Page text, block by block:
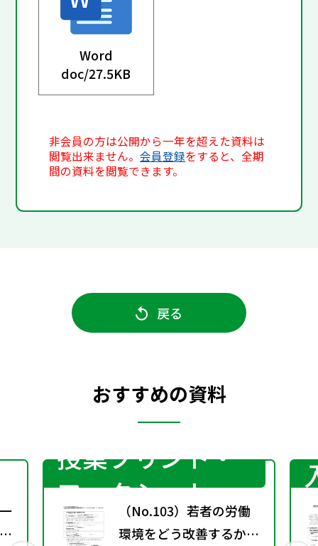
Word
doc/27.5KB
非会員の方は公開から一年を超えた資料は
閲覧出来ません。会員登録をすると、全期
間の資料を閲覧できます。
戻る
おすすめの資料
授業プリント・
ワークシート
（No.103）若者の労働
環境をどう改善するか？